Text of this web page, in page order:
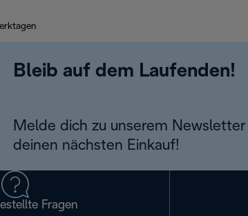
Bleib auf dem Laufenden!
Melde dich zu unserem
deinen nächsten Einkauf!
Fragen